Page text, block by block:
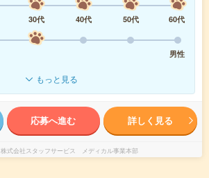
30代 40代 50代
60代
男性
もっと見る
応募へ進む 詳しく見る
株式会社スタッフサービス メディカル事業本部